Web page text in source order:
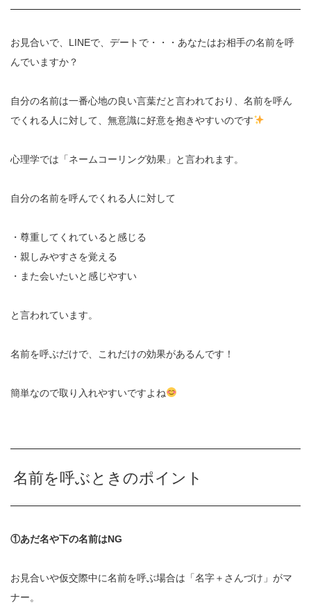
お見合いで、LINEで、デートで・・・あなたはお相手の名前を呼
んでいますか？
自分の名前は一番心地の良い言葉だと言われており、名前を呼ん
でくれる人に対して、無意識に好意を抱きやすいのです
心理学では「ネームコーリング効果」と言われます。
自分の名前を呼んでくれる人に対して
・尊重してくれていると感じる
・親しみやすさを覚える
・また会いたいと感じやすい
と言われています。
名前を呼ぶだけで、これだけの効果があるんです！
簡単なので取り入れやすいですよね
名前を呼ぶときのポイント
①あだ名や下の名前はNG
お見合いや仮交際中に名前を呼ぶ場合は「名字＋さんづけ」がマ
ナー。